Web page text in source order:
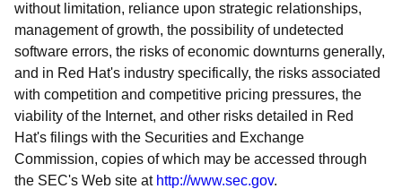
without limitation, reliance upon strategic relationships,
management of growth, the possibility of undetected
software errors, the risks of economic downturns generally,
and in Red Hat's industry specifically, the risks associated
with competition and competitive pricing pressures, the
viability of the Internet, and other risks detailed in Red
Hat's filings with the Securities and Exchange
Commission, copies of which may be accessed through
the SEC's Web site at http://www.sec.gov.